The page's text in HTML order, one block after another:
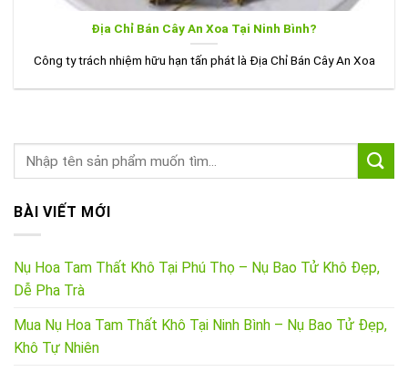
Địa Chỉ Bán Cây An Xoa Tại Ninh Bình?
Công ty trách nhiệm hữu hạn tấn phát là Địa Chỉ Bán Cây An Xoa
BÀI VIẾT MỚI
Nụ Hoa Tam Thất Khô Tại Phú Thọ – Nụ Bao Tử Khô Đẹp,
Dễ Pha Trà
Mua Nụ Hoa Tam Thất Khô Tại Ninh Bình – Nụ Bao Tử Đẹp,
Khô Tự Nhiên